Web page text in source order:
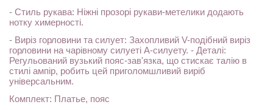
- Стиль рукава: Ніжні прозорі рукави-метелики додають
нотку химерності.
- Виріз горловини та силует: Захопливий V-подібний виріз
горловини на чарівному силуеті А-силуету. - Деталі:
Регульований вузький пояс-зав'язка, що стискає талію в
стилі ампір, робить цей приголомшливий виріб
універсальним.
Комплект: Платье, пояс